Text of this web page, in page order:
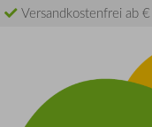
Versandkostenfrei ab